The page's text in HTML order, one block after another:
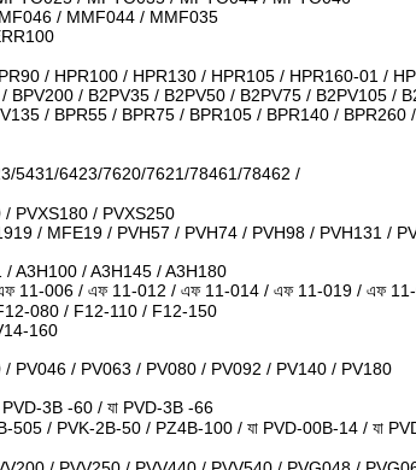
/ MMF044 / MMF035
/ HPR100 / HPR130 / HPR105 / HPR160-01 /
BPV200 / B2PV35 / B2PV50 / B2PV75 / B2PV105
/ BPR55 / BPR75 / BPR105 / BPR140 /
5431/6423/7620/7621/78461/78462 /
PVXS180 / PVXS250
/ MFE19 / PVH57 / PVH74 / PVH98 / PVH131 /
A3H100 / A3H145 / A3H180
/ এফ 11-006 / এফ 11-012 / এফ 11-014 / এফ 11-019 / এফ
080 / F12-110 / F12-150
160
PV046 / PV063 / PV080 / PV092 / PV140 / PV180
PVD-3B -60 / যা PVD-3B -66
/ PVK-2B-50 / PZ4B-100 / যা PVD-00B-14 / যা